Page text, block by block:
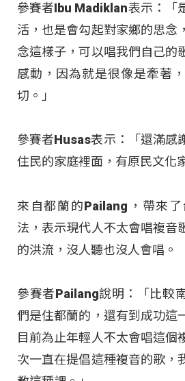
參賽者Ibu Madiklan表示：「
活，也是會勾起對家鄉的思念
念這樣子，可以唱我們自己的
感動，因為就是很像是牽著
切。」
參賽者Husas表示：「還滿感
住民的家庭裡面，有原民文化
來自都蘭的Pailang，帶來
法，表示現代人不太會唱複音
的洪流，沒人聽也沒人會唱。
參賽者Pailang說明：「比較
們是住都蘭的，還有到成功這
目前為止年輕人不太會唱這個
次一直在提倡這種複音的歌，